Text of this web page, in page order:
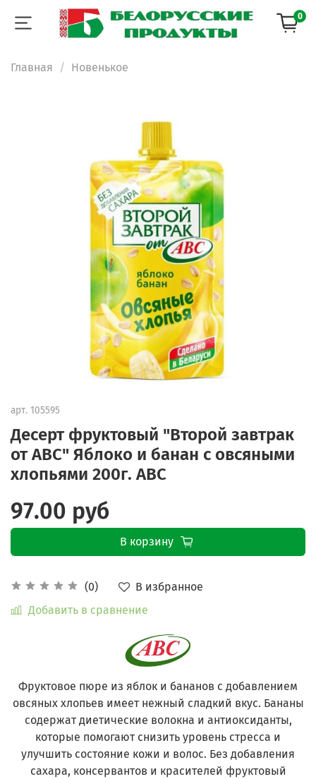
0
Главная Новенькое
арт. 105595
Десерт фруктовый "Второй завтрак
от АВС" Яблоко и банан с овсяными
хлопьями 200г. АВС
(0)
В избранное
Добавить в сравнение
97.00 руб
В корзину
Фруктовое пюре из яблок и бананов с добавлением
овсяных хлопьев имеет нежный сладкий вкус. Бананы
содержат диетические волокна и антиоксиданты,
которые помогают снизить уровень стресса и
улучшить состояние кожи и волос. Без добавления
сахара, консервантов и красителей фруктовый